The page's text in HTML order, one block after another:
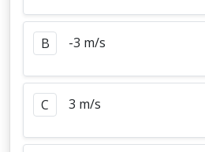
B -3 m/s
C 3 m/s